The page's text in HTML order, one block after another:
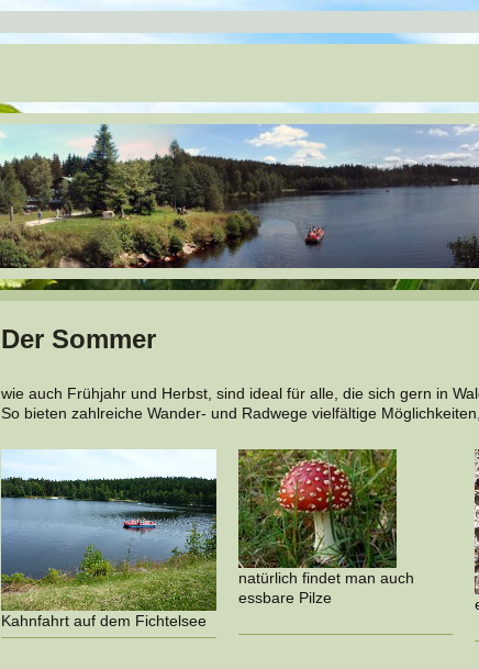
Der Sommer
wie auch Frühjahr und Herbst, sind ideal für alle, die sich gern in
So bieten zahlreiche Wander- und Radwege vielfältige
Kahnfahrt auf dem Fichtelsee
natürlich findet man auch
essbare Pilze